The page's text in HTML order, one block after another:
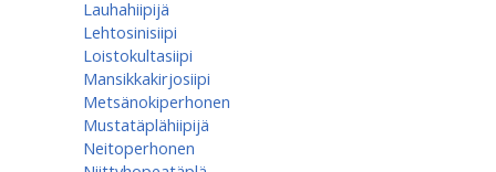
Lauhahiipijä
Lehtosinisiipi
Loistokultasiipi
Mansikkakirjosiipi
Metsänokiperhonen
Mustatäplähiipijä
Neitoperhonen